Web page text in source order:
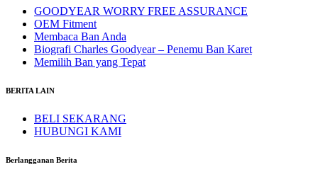
GOODYEAR WORRY FREE ASSURANCE
OEM Fitment
Membaca Ban Anda
Biografi Charles Goodyear – Penemu Ban Karet
Memilih Ban yang Tepat
BERITA LAIN
BELI SEKARANG
HUBUNGI KAMI
Berlangganan Berita